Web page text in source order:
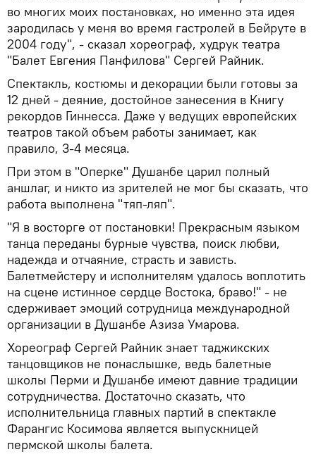
во многих моих постановках, но именно эта идея
зародилась у меня во время гастролей в Бейруте в
2004 году", - сказал хореограф, худрук театра
"Балет Евгения Панфилова" Сергей Райник.
Спектакль, костюмы и декорации были готовы за
12 дней - деяние, достойное занесения в Книгу
рекордов Гиннесса. Даже у ведущих европейских
театров такой объем работы занимает, как
правило, 3-4 месяца.
При этом в "Оперке" Душанбе царил полный
аншлаг, и никто из зрителей не мог бы сказать, что
работа выполнена "тяп-ляп".
"Я в восторге от постановки! Прекрасным языком
танца переданы бурные чувства, поиск любви,
надежда и отчаяние, страсть и зависть.
Балетмейстеру и исполнителям удалось воплотить
на сцене истинное сердце Востока, браво!" - не
сдерживает эмоций сотрудница международной
организации в Душанбе Азиза Умарова.
Хореограф Сергей Райник знает таджикских
танцовщиков не понаслышке, ведь балетные
школы Перми и Душанбе имеют давние традиции
сотрудничества. Достаточно сказать, что
исполнительница главных партий в спектакле
Фарангис Косимова является выпускницей
пермской школы балета.